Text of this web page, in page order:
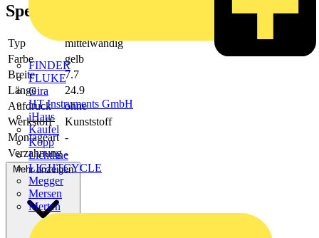
FINDER
FLUKE
Gira
HT Instruments GmbH
iHaus
Kaufel
Kopp
Lichtline
LIGHTCYCLE
Megger
Mersen
Merten
Spezifikationen
Typ
mittelwandig
Farbe
gelb
Breite
7.7
Länge
24.9
Aufdruck
ohne
Werkstoff
Kunststoff
Montageart -
Verzahnung -
Mehr anzeigen